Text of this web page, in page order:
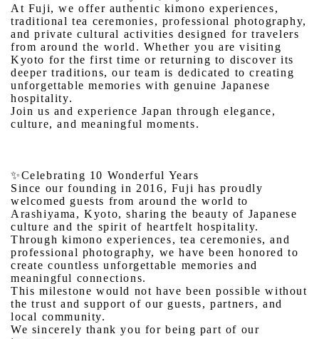
At Fuji, we offer authentic kimono experiences,
traditional tea ceremonies, professional photography,
and private cultural activities designed for travelers
from around the world. Whether you are visiting
Kyoto for the first time or returning to discover its
deeper traditions, our team is dedicated to creating
unforgettable memories with genuine Japanese
hospitality.
Join us and experience Japan through elegance,
culture, and meaningful moments.
✨Celebrating 10 Wonderful Years
Since our founding in 2016, Fuji has proudly
welcomed guests from around the world to
Arashiyama, Kyoto, sharing the beauty of Japanese
culture and the spirit of heartfelt hospitality.
Through kimono experiences, tea ceremonies, and
professional photography, we have been honored to
create countless unforgettable memories and
meaningful connections.
This milestone would not have been possible without
the trust and support of our guests, partners, and
local community.
We sincerely thank you for being part of our